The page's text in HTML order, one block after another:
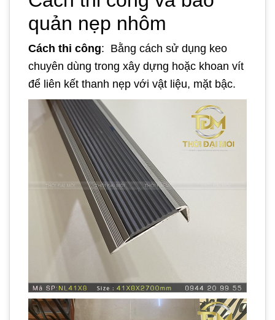
quản nẹp nhôm
Cách thi công: Bằng cách sử dụng keo
chuyên dùng trong xây dựng hoặc khoan vít
để liên kết thanh nẹp với vật liệu, mặt bậc.